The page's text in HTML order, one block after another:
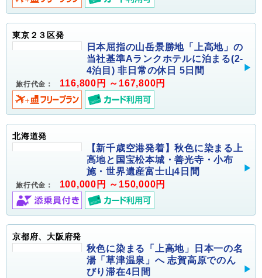
東京２３区発
日本屈指の山岳景勝地「上高地」の
当社基準Aランクホテルに泊まる(2-
4泊目) 非日常の休日 5日間
旅行代金： 116,800円 ～167,800円
北海道発
【新千歳空港発着】秋色に染まる上
高地と国宝松本城・善光寺・小布
施・世界遺産富士山4日間
旅行代金： 100,000円 ～150,000円
京都府、大阪府発
秋色に染まる「上高地」日本一の名
湯「草津温泉」へ 志賀高原でのん
びり滞在4日間